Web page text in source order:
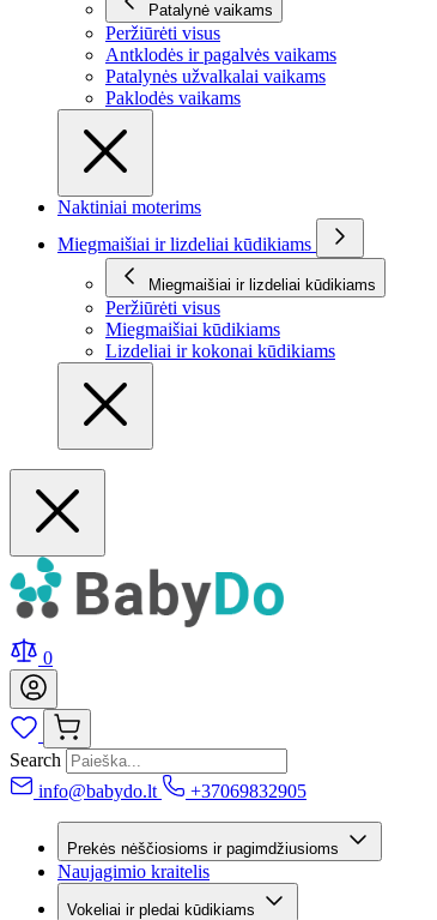
Patalynė vaikams
Peržiūrėti visus
Antklodės ir pagalvės vaikams
Patalynės užvalkalai vaikams
Paklodės vaikams
Naktiniai moterims
Miegmaišiai ir lizdeliai kūdikiams
Miegmaišiai ir lizdeliai kūdikiams
Peržiūrėti visus
Miegmaišiai kūdikiams
Lizdeliai ir kokonai kūdikiams
0
Search
info@babydo.lt
+37069832905
Prekės nėščiosioms ir pagimdžiusioms
Naujagimio kraitelis
Vokeliai ir pledai kūdikiams